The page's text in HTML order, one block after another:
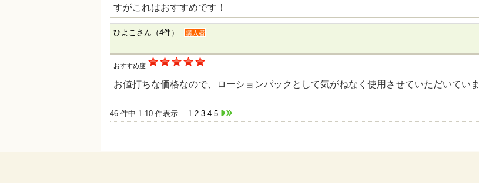
すがこれはおすすめです！
ひよこさん（4件） 購入者
おすすめ度
お値打ちな価格なので、ローションパックとして気がねなく使用させていただいてい
46 件中 1-10 件表示 1 2 3 4 5